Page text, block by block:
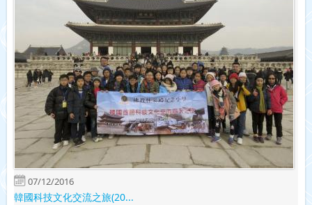
07/12/2016
韓國科技文化交流之旅(20...